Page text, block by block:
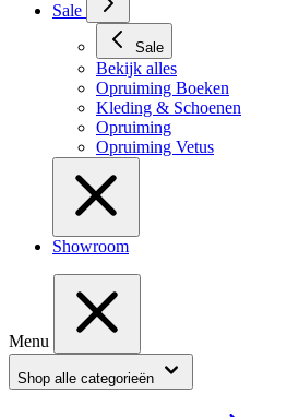
Sale
Sale
Bekijk alles
Opruiming Boeken
Kleding & Schoenen
Opruiming
Opruiming Vetus
Showroom
Menu
Shop alle categorieën